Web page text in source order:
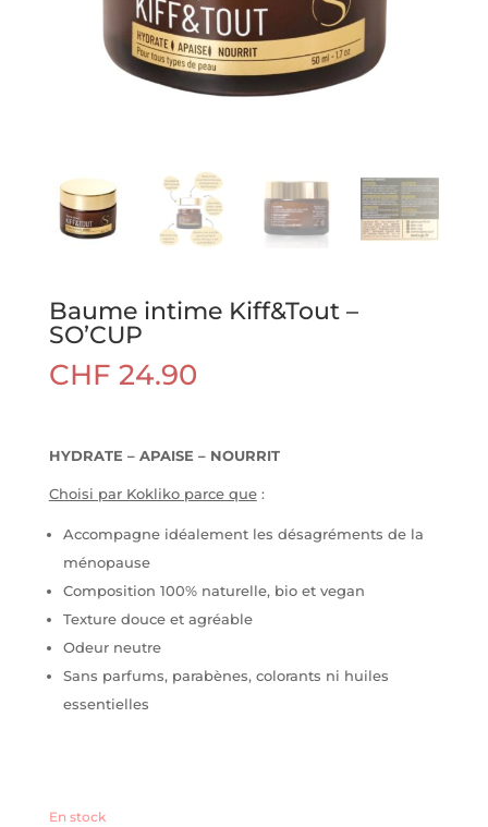
Baume intime Kiff&Tout –
SO’CUP
CHF 24.90
HYDRATE – APAISE – NOURRIT
Choisi par Kokliko parce que:
Accompagne idéalement les désagréments de la
ménopause
Composition 100% naturelle, bio et vegan
Texture douce et agréable
Odeur neutre
Sans parfums, parabènes, colorants ni huiles
essentielles
En stock